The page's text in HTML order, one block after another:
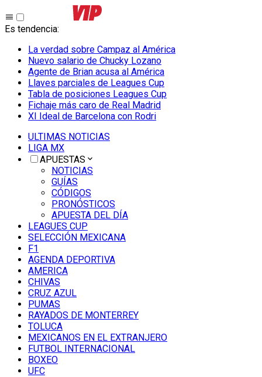
Es tendencia:
La verdad sobre Campaz al América
Nuevo salario de Chucky Lozano
Agente de Brian acusa al América
Llaves parciales de Leagues Cup
Tabla de posiciones Leagues Cup
Fichaje más caro de Real Madrid
XI Ideal de Barcelona con Rodri
ULTIMAS NOTICIAS
LIGA MX
APUESTAS
NOTICIAS
GUÍAS
CÓDIGOS
PRONÓSTICOS
APUESTA DEL DÍA
LEAGUES CUP
SELECCIÓN MEXICANA
F1
AGENDA DEPORTIVA
AMERICA
CHIVAS
CRUZ AZUL
PUMAS
RAYADOS DE MONTERREY
TOLUCA
MEXICANOS EN EL EXTRANJERO
FUTBOL INTERNACIONAL
BOXEO
UFC